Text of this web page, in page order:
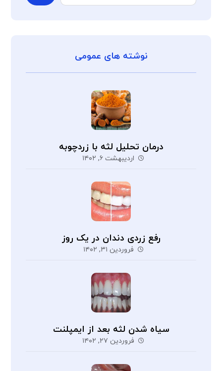
نوشته های عمومی
درمان تحلیل لثه با زردچوبه
اردیبهشت ۶, ۱۴۰۲
رفع زردی دندان در یک روز
فروردین ۳۱, ۱۴۰۲
سیاه شدن لثه بعد از ایمپلنت
فروردین ۲۷, ۱۴۰۲